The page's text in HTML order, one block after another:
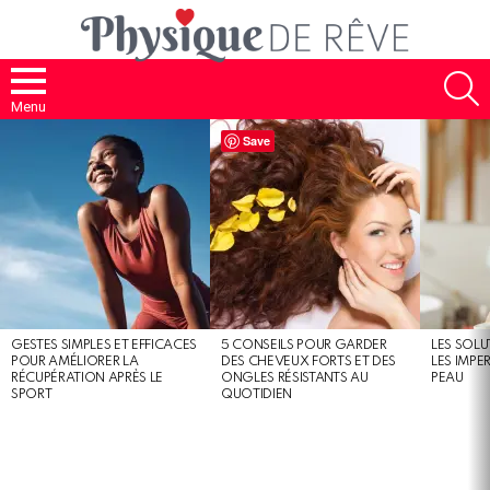
Menu
GESTES SIMPLES ET EFFICACES
POUR AMÉLIORER LA
RÉCUPÉRATION APRÈS LE
SPORT
5 CONSEILS POUR GARDER
DES CHEVEUX FORTS ET DES
ONGLES RÉSISTANTS AU
QUOTIDIEN
LES
LES
PEAU
Save